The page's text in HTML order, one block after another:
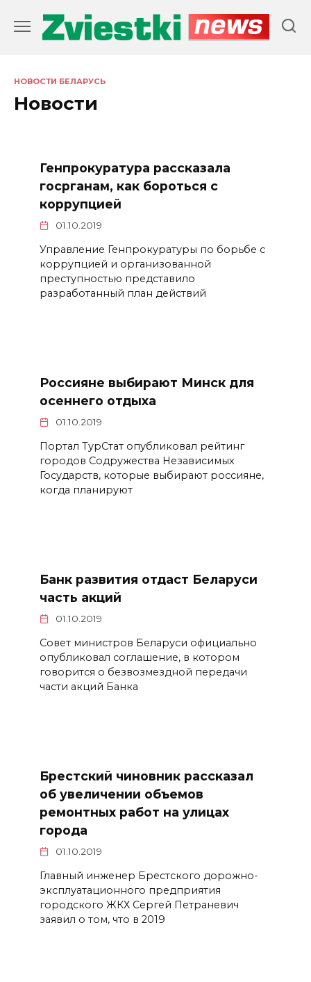
содержанию
НОВОСТИ БЕЛАРУСЬ
Новости
Генпрокуратура рассказала
госрганам, как бороться с
коррупцией
01.10.2019
Управление Генпрокуратуры по борьбе с
коррупцией и организованной
преступностью представило
разработанный план действий
Россияне выбирают Минск для
осеннего отдыха
01.10.2019
Портал ТурСтат опубликовал рейтинг
городов Содружества Независимых
Государств, которые выбирают россияне,
когда планируют
Банк развития отдаст Беларуси
часть акций
01.10.2019
Совет министров Беларуси официально
опубликовал соглашение, в котором
говорится о безвозмездной передачи
части акций Банка
Брестский чиновник рассказал
об увеличении объемов
ремонтных работ на улицах
города
01.10.2019
Главный инженер Брестского дорожно-
эксплуатационного предприятия
городского ЖКХ Сергей Петраневич
заявил о том, что в 2019